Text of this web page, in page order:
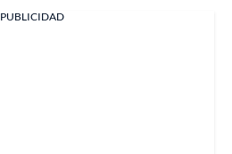
PUBLICIDAD